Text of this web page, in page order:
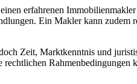
erfahrenen
Ein Makler kann zudem
Zeit, Marktkenntnis und
Rahmenbedingungen